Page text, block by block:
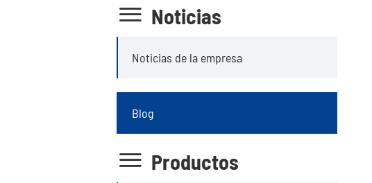
 Noticias
Noticias de la empresa
Blog
 Productos